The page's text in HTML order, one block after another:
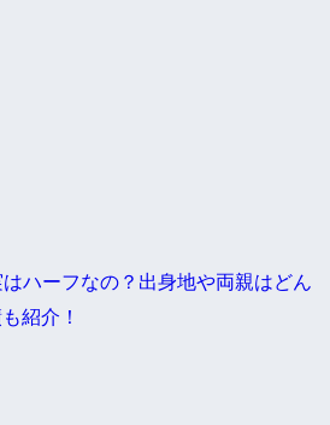
はハーフなの？出身地や両親はどん
紹介！